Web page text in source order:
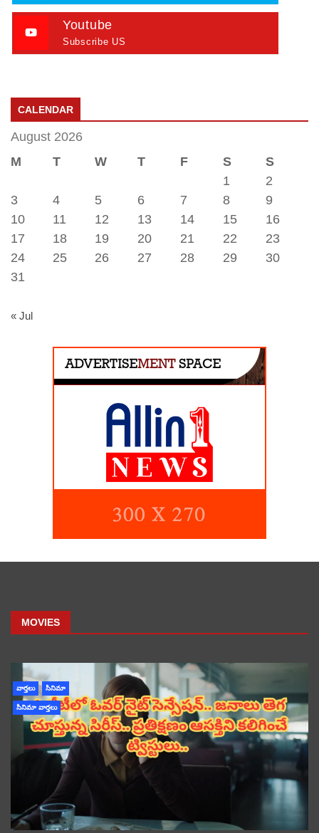
Youtube
Subscribe US
CALENDAR
August 2026
M
T W T F S
S
1
2
3
4 5 6 7 8
9
10
11 12 13 14 15
16
17
18 19 20 21 22
23
24
25 26 27 28 29
30
31
« Jul
MOVIES
వార్తలు సినిమా
సినిమా వార్తలు